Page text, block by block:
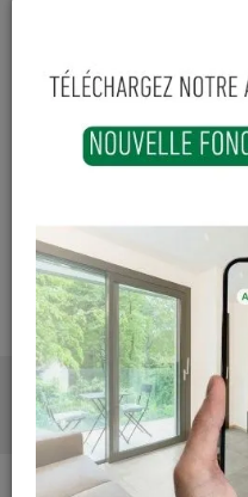
Contactez Diffusion
réapprovisionnement
varier par rapport au